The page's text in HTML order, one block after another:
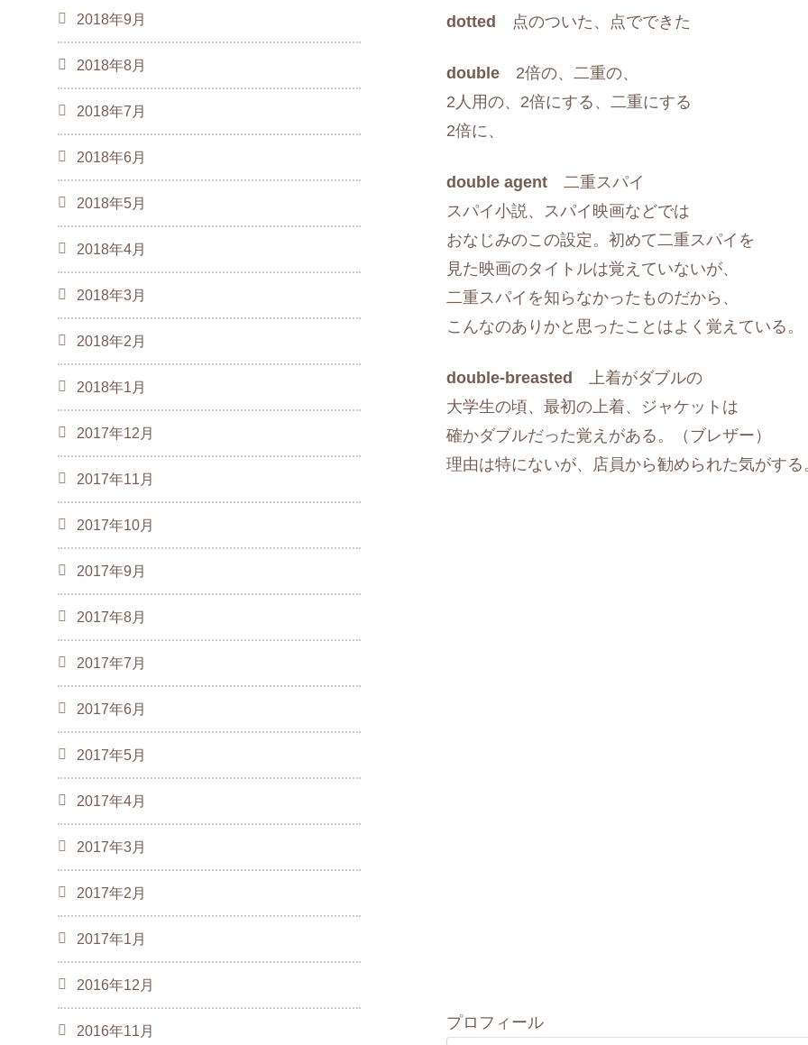
dotted 点のついた、点でできた
double 2倍の、二重の、
2人用の、2倍にする、二重にする
2倍に、
double agent 二重スパイ
スパイ小説、スパイ映画などでは
おなじみのこの設定。初めて二重スパイを
見た映画のタイトルは覚えていないが、
二重スパイを知らなかったものだから、
こんなのありかと思ったことはよく覚えている。
double-breasted
上着がダブルの
大学生の頃、最初の上着、ジャケットは
確かダブルだった覚えがある。（ブレザー）
理由は特にないが、店員から勧められた気がする
プロフィール
2018年9月
2018年8月
2018年7月
2018年6月
2018年5月
2018年4月
2018年3月
2018年2月
2018年1月
2017年12月
2017年11月
2017年10月
2017年9月
2017年8月
2017年7月
2017年6月
2017年5月
2017年4月
2017年3月
2017年2月
2017年1月
2016年12月
2016年11月